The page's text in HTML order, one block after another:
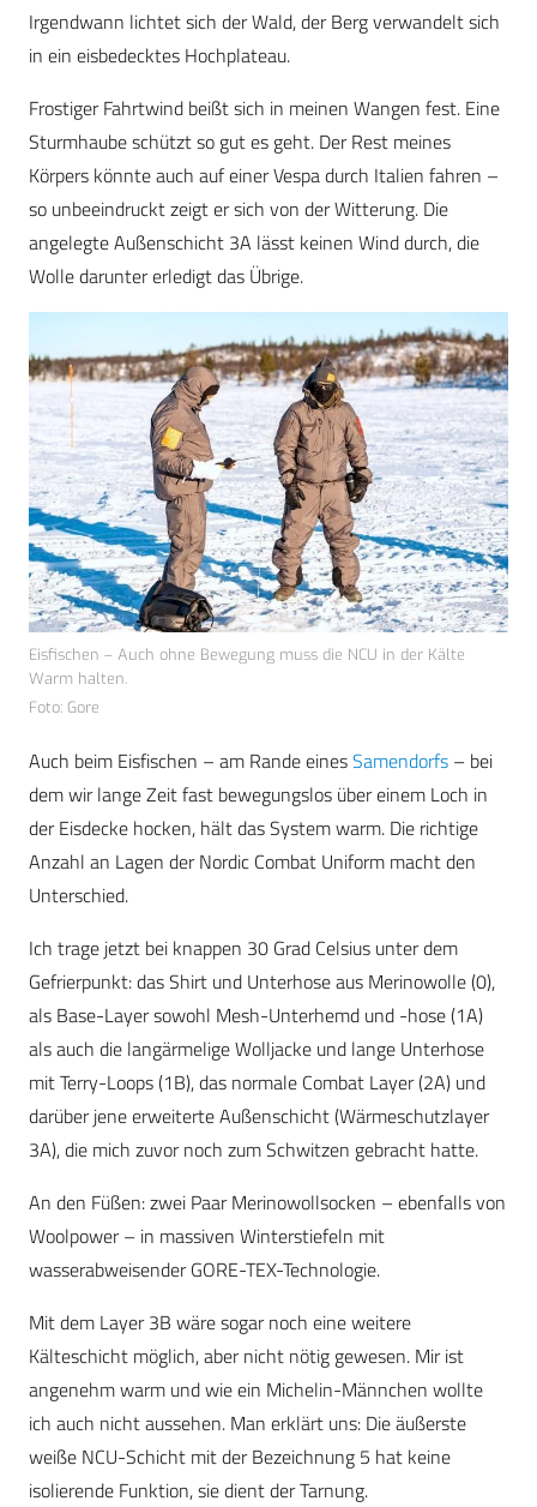
Irgendwann lichtet sich der Wald, der Berg verwandelt sich
in ein eisbedecktes Hochplateau.
Frostiger Fahrtwind beißt sich in meinen Wangen fest. Eine
Sturmhaube schützt so gut es geht. Der Rest meines
Körpers könnte auch auf einer Vespa durch Italien fahren –
so unbeeindruckt zeigt er sich von der Witterung. Die
angelegte Außenschicht 3A lässt keinen Wind durch, die
Wolle darunter erledigt das Übrige.
Eisfischen – Auch ohne Bewegung muss die NCU in der Kälte
Warm halten.
Foto: Gore
Auch beim Eisfischen – am Rande einesSamendorfs – bei
dem wir lange Zeit fast bewegungslos über einem Loch in
der Eisdecke hocken, hält das System warm. Die richtige
Anzahl an Lagen der Nordic Combat Uniform macht den
Unterschied.
Ich trage jetzt bei knappen 30 Grad Celsius unter dem
Gefrierpunkt: das Shirt und Unterhose aus Merinowolle (0),
als Base-Layer sowohl Mesh-Unterhemd und -hose (1A)
als auch die langärmelige Wolljacke und lange Unterhose
mit Terry-Loops (1B), das normale Combat Layer (2A) und
darüber jene erweiterte Außenschicht (Wärmeschutzlayer
3A), die mich zuvor noch zum Schwitzen gebracht hatte.
An den Füßen: zwei Paar Merinowollsocken – ebenfalls von
Woolpower – in massiven Winterstiefeln mit
wasserabweisender GORE-TEX-Technologie.
Mit dem Layer 3B wäre sogar noch eine weitere
Kälteschicht möglich, aber nicht nötig gewesen. Mir ist
angenehm warm und wie ein Michelin-Männchen wollte
ich auch nicht aussehen. Man erklärt uns: Die äußerste
weiße NCU-Schicht mit der Bezeichnung 5 hat keine
isolierende Funktion, sie dient der Tarnung.